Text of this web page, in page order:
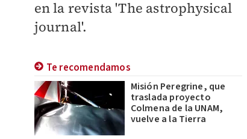
en la revista 'The astrophysical
journal'.
Te recomendamos
Misión Peregrine, que
traslada proyecto
Colmena de la UNAM,
vuelve a la Tierra